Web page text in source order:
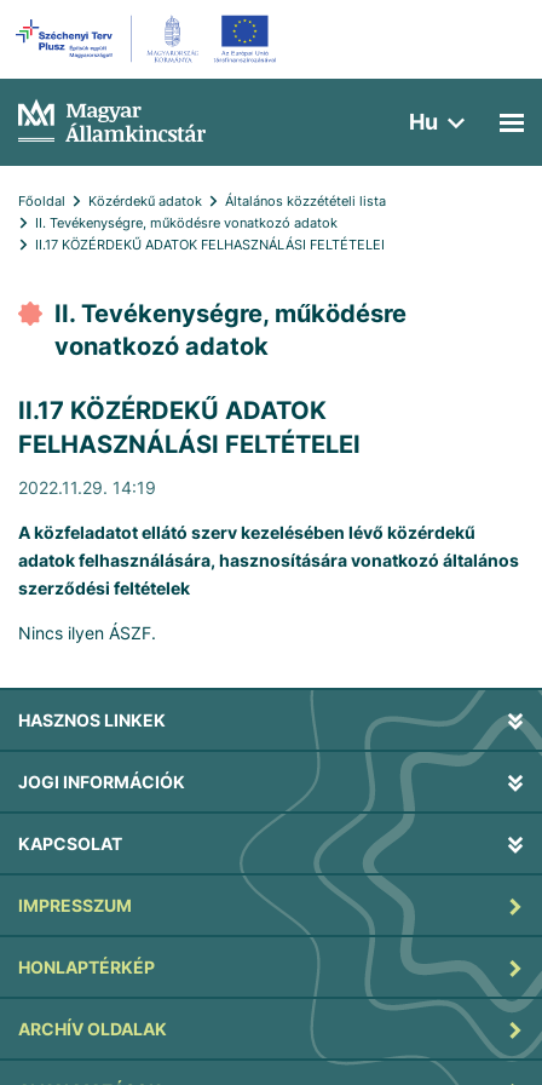
Hu
Főoldal Közérdekű adatok
Általános közzétételi lista
II. Tevékenységre, működésre vonatkozó adatok
II.17 KÖZÉRDEKŰ ADATOK FELHASZNÁLÁSI FELTÉTELEI
II. Tevékenységre, működésre
vonatkozó adatok
II.17 KÖZÉRDEKŰ ADATOK
FELHASZNÁLÁSI FELTÉTELEI
2022.11.29. 14:19
A közfeladatot ellátó szerv kezelésében lévő közérdekű
adatok felhasználására, hasznosítására vonatkozó általános
szerződési feltételek
Nincs ilyen ÁSZF.
HASZNOS LINKEK
JOGI INFORMÁCIÓK
KAPCSOLAT
IMPRESSZUM
HONLAPTÉRKÉP
ARCHÍV OLDALAK